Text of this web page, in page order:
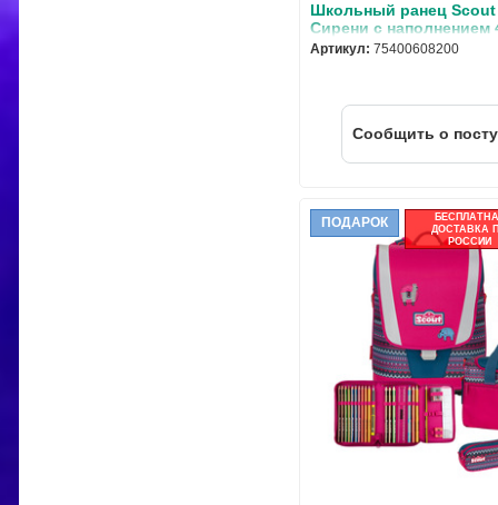
Школьный ранец Scout
Сирени с наполнением
75400608200
Артикул: 75400608200
Cообщить о
ПОДАРОК
ДОСТАВКА
РОССИИ